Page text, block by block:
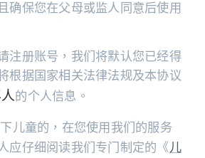
确保您在父母或监人同意后使用
注册账号，我们将默认您已经得
根据国家相关法律法规及本协议
的个人信息。
儿童的，在您使用我们的服务
应仔细阅读我们专门制定的《儿